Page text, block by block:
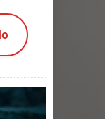
a
Luz